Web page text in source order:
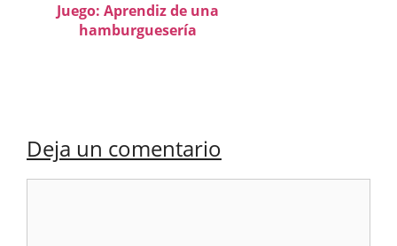
Juego: Aprendiz de una
hamburguesería
Deja un comentario